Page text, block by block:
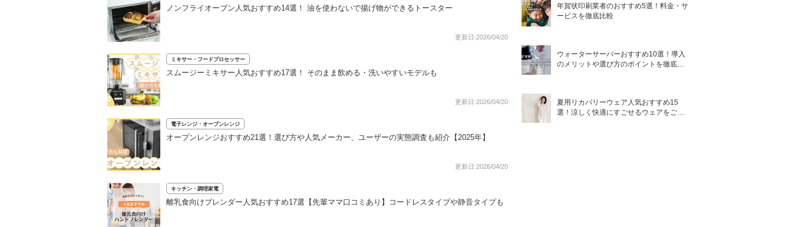
ノンフライオーブン人気おすすめ14選！ 油を使わないで揚げ物ができるトースター
更新日:2026/04/20
ミキサー・フードプロセッサー
スムージーミキサー人気おすすめ17選！ そのまま飲める・洗いやすいモデルも
更新日:2026/04/20
電子レンジ・オーブンレンジ
オーブンレンジおすすめ21選！選び方や人気メーカー、ユーザーの実態調査も紹介【2025年】
更新日:2026/04/20
キッチン・調理家電
離乳食向けブレンダー人気おすすめ17選【先輩ママ口コミあり】コードレスタイプや静音タイプも
年賀状印刷業者のおすすめ5選！料金・サ
ービスを徹底比較
ウォーターサーバーおすすめ10選！導入
のメリットや選び方のポイントを徹底解
夏用リカバリーウェア人気おすすめ15
選！涼しく快適にすごせるウェアをご紹